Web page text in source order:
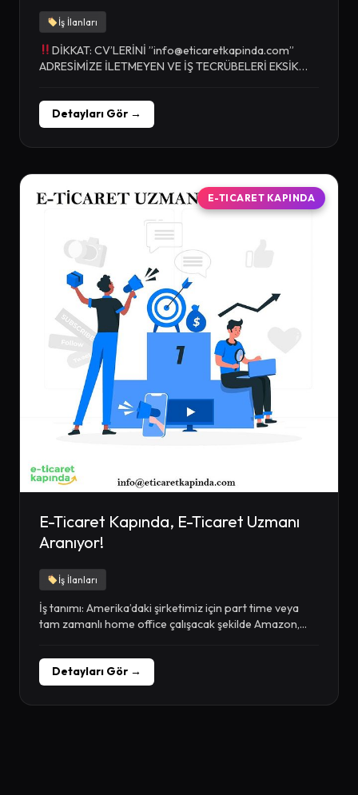
İş İlanları
DİKKAT: CV’LERİNİ ”info@eticaretkapinda.com”
ADRESİMİZE İLETMEYEN VE İŞ TECRÜBELERİ EKSİK
ALINMAYACAKTIR. İş...
Detayları Gör →
E-TICARET KAPINDA
E-Ticaret Kapında, E-Ticaret Uzmanı
Aranıyor!
İş İlanları
İş tanımı: Amerika’daki şirketimiz için part time veya
tam zamanlı home office çalışacak şekilde Amazon,...
Detayları Gör →